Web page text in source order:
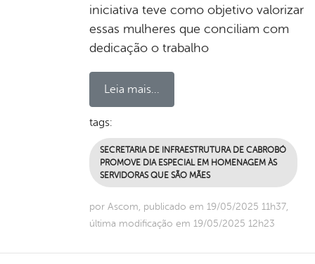
iniciativa teve como objetivo valorizar
essas mulheres que conciliam com
dedicação o trabalho
Leia mais...
tags:
SECRETARIA DE INFRAESTRUTURA DE CABROBÓ
PROMOVE DIA ESPECIAL EM HOMENAGEM ÀS
SERVIDORAS QUE SÃO MÃES
por Ascom, publicado em 19/05/2025 11h37,
última modificação em 19/05/2025 12h23